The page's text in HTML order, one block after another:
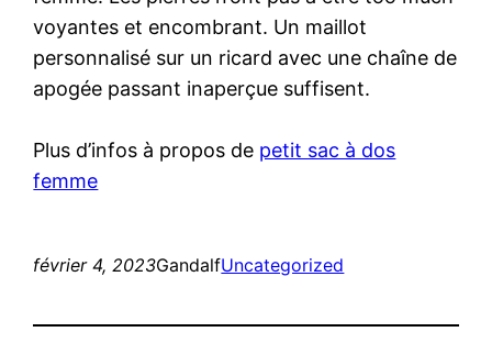
voyantes et encombrant. Un maillot
personnalisé sur un ricard avec une chaîne de
apogée passant inaperçue suffisent.
Plus d’infos à propos de petit sac à dos
femme
février 4, 2023GandalfUncategorized